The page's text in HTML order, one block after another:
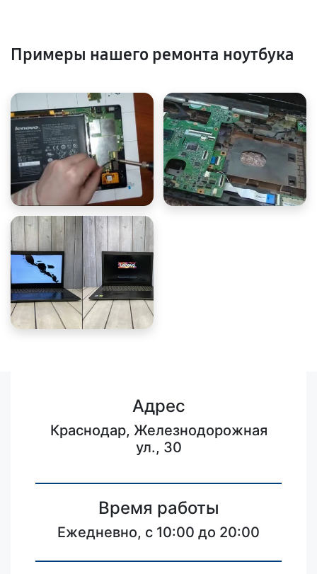
Примеры нашего ремонта ноутбука
Адрес
Краснодар, Железнодорожная
ул., 30
Время работы
Ежедневно, с 10:00 до 20:00